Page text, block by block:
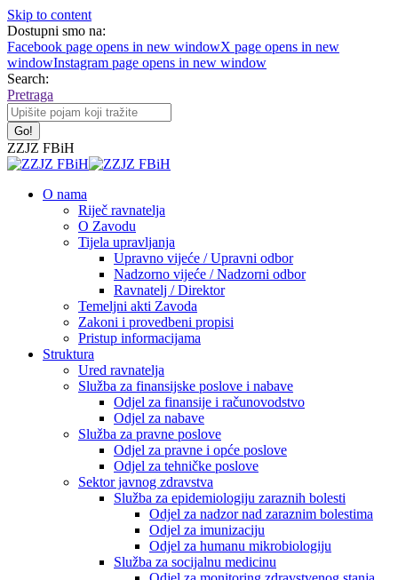
Skip to content
Dostupni smo na:
Facebook page opens in new windowX page opens in new
windowInstagram page opens in new window
Search:
Pretraga
ZZJZ FBiH
O nama
Riječ ravnatelja
O Zavodu
Tijela upravljanja
Upravno vijeće / Upravni odbor
Nadzorno vijeće / Nadzorni odbor
Ravnatelj / Direktor
Temeljni akti Zavoda
Zakoni i provedbeni propisi
Pristup informacijama
Struktura
Ured ravnatelja
Služba za finansijske poslove i nabave
Odjel za finansije i računovodstvo
Odjel za nabave
Služba za pravne poslove
Odjel za pravne i opće poslove
Odjel za tehničke poslove
Sektor javnog zdravstva
Služba za epidemiologiju zaraznih bolesti
Odjel za nadzor nad zaraznim bolestima
Odjel za imunizaciju
Odjel za humanu mikrobiologiju
Služba za socijalnu medicinu